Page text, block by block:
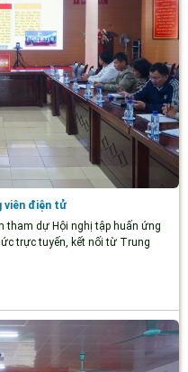
viên điện tử
tham dự Hội nghị tập huấn ứng
trực tuyến, kết nối từ Trung